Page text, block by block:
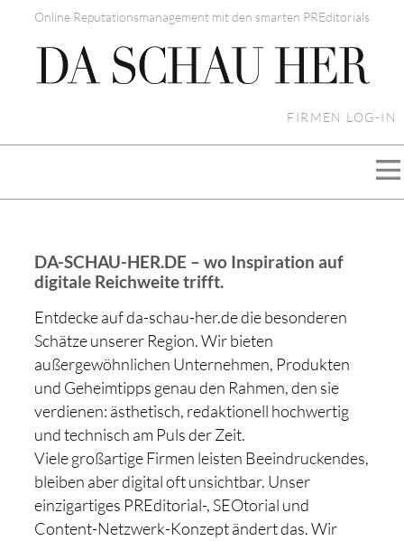
Online Reputationsmanagement mit den smarten PREditorials
FIRMEN LOG-IN
DA-SCHAU-HER.DE – wo Inspiration auf
digitale Reichweite trifft.
Entdecke auf da-schau-her.de die besonderen
Schätze unserer Region. Wir bieten
außergewöhnlichen Unternehmen, Produkten
und Geheimtipps genau den Rahmen, den sie
verdienen: ästhetisch, redaktionell hochwertig
und technisch am Puls der Zeit.
Viele großartige Firmen leisten Beeindruckendes,
bleiben aber digital oft unsichtbar. Unser
einzigartiges PREditorial-, SEOtorial und
Content-Netzwerk-Konzept ändert das. Wir